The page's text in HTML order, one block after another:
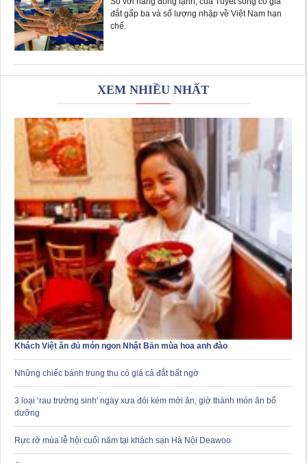
đắt gấp ba và số lượng nhập về Việt Nam hạn
chế.
XEM NHIỀU NHẤT
Khách Việt ăn đủ món ngon Nhật Bản mùa hoa anh đào
Những chiếc bánh trung thu có giá cả đắt bất ngờ
3 loại ‘rau trường sinh' ngày xưa đói kém mới ăn, giờ thành món ăn bổ
dưỡng
Rực rỡ mùa lễ hội cuối năm tại khách sạn Hà Nội Deawoo